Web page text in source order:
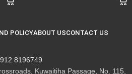
CONTACT US
ABOUT US
POLICY
8196749 0912
Kuwaitiha Passage, No. 115,